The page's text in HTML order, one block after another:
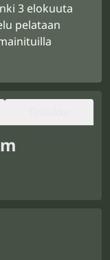
3 elokuuta
pelataan